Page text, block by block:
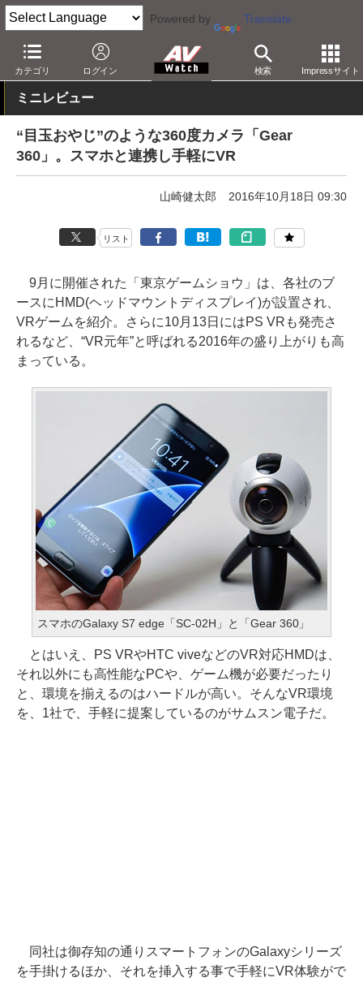
Powered by Translate
カテゴリ ログイン 検索 Impressサイト
AV Watch 製品 ビデオカメラ
ミニレビュー
“目玉おやじ”のような360度カメラ「Gear
360」。スマホと連携し手軽にVR
山崎健太郎 2016年10月18日 09:30
リスト
9月に開催された「東京ゲームショウ」は、各社のブ
ースにHMD(ヘッドマウントディスプレイ)が設置され、
VRゲームを紹介。さらに10月13日にはPS VRも発売さ
れるなど、“VR元年”と呼ばれる2016年の盛り上がりも高
まっている。
スマホのGalaxy S7 edge「SC-02H」と「Gear 360」
とはいえ、PS VRやHTC viveなどのVR対応HMDは、
それ以外にも高性能なPCや、ゲーム機が必要だったり
と、環境を揃えるのはハードルが高い。そんなVR環境
を、1社で、手軽に提案しているのがサムスン電子だ。
同社は御存知の通りスマートフォンのGalaxyシリーズ
を手掛けるほか、それを挿入する事で手軽にVR体験がで